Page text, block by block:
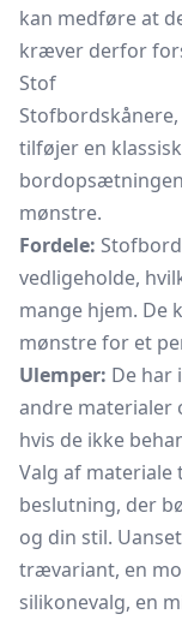
kan medføre at
kræver derfor
Stof
tilføjer en
mønstre.
Fordele:
vedligeholde,
mange hjem. De
mønstre for et
Ulemper: De har
andre materialer
hvis de ikke
Valg af materiale
beslutning, der
og din stil.
trævariant, en
silikonevalg, en